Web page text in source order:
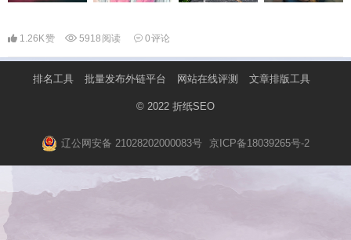
1.26K赞 5918 阅读 0评论
排名工具 批量发布外链平台 网站在线评测 文章排版工具
© 2022 折纸SEO
辽公网安备 21028202000083号 京ICP备18039265号-2